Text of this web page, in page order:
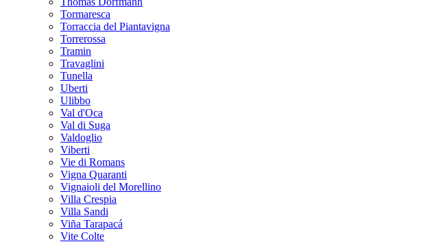
Tormaresca
Torraccia del Piantavigna
Torrerossa
Tramin
Travaglini
Tunella
Uberti
Ulibbo
Val d'Oca
Val di Suga
Valdoglio
Viberti
Vie di Romans
Vigna Quaranti
Vignaioli del Morellino
Villa Crespia
Villa Sandi
Viña Tarapacá
Vite Colte